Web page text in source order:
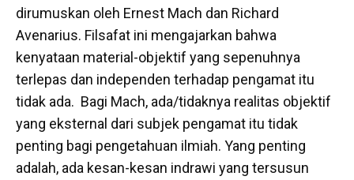
dirumuskan oleh Ernest Mach dan Richard
Avenarius. Filsafat ini mengajarkan bahwa
kenyataan material-objektif yang sepenuhnya
terlepas dan independen terhadap pengamat itu
tidak ada. Bagi Mach, ada/tidaknya realitas objektif
yang eksternal dari subjek pengamat itu tidak
penting bagi pengetahuan ilmiah. Yang penting
adalah, ada kesan-kesan indrawi yang tersusun